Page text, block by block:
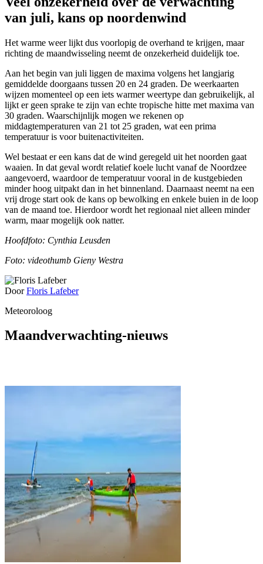
van juli, kans op noordenwind
Het warme weer lijkt dus voorlopig de overhand te krijgen, maar
richting de maandwisseling neemt de onzekerheid duidelijk toe.
Aan het begin van juli liggen de maxima volgens het langjarig
gemiddelde doorgaans tussen 20 en 24 graden. De weerkaarten
wijzen momenteel op een iets warmer weertype dan gebruikelijk, al
lijkt er geen sprake te zijn van echte tropische hitte met maxima van
30 graden. Waarschijnlijk mogen we rekenen op
middagtemperaturen van 21 tot 25 graden, wat een prima
temperatuur is voor buitenactiviteiten.
Wel bestaat er een kans dat de wind geregeld uit het noorden gaat
waaien. In dat geval wordt relatief koele lucht vanaf de Noordzee
aangevoerd, waardoor de temperatuur vooral in de kustgebieden
minder hoog uitpakt dan in het binnenland. Daarnaast neemt na een
vrij droge start ook de kans op bewolking en enkele buien in de loop
van de maand toe. Hierdoor wordt het regionaal niet alleen minder
warm, maar mogelijk ook natter.
Hoofdfoto: Cynthia Leusden
Foto: videothumb Gieny Westra
DoorFloris Lafeber
Meteoroloog
Maandverwachting-nieuws